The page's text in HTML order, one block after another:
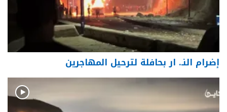
إضرام النـ. ار بحافلة لترحيل المهاجرين